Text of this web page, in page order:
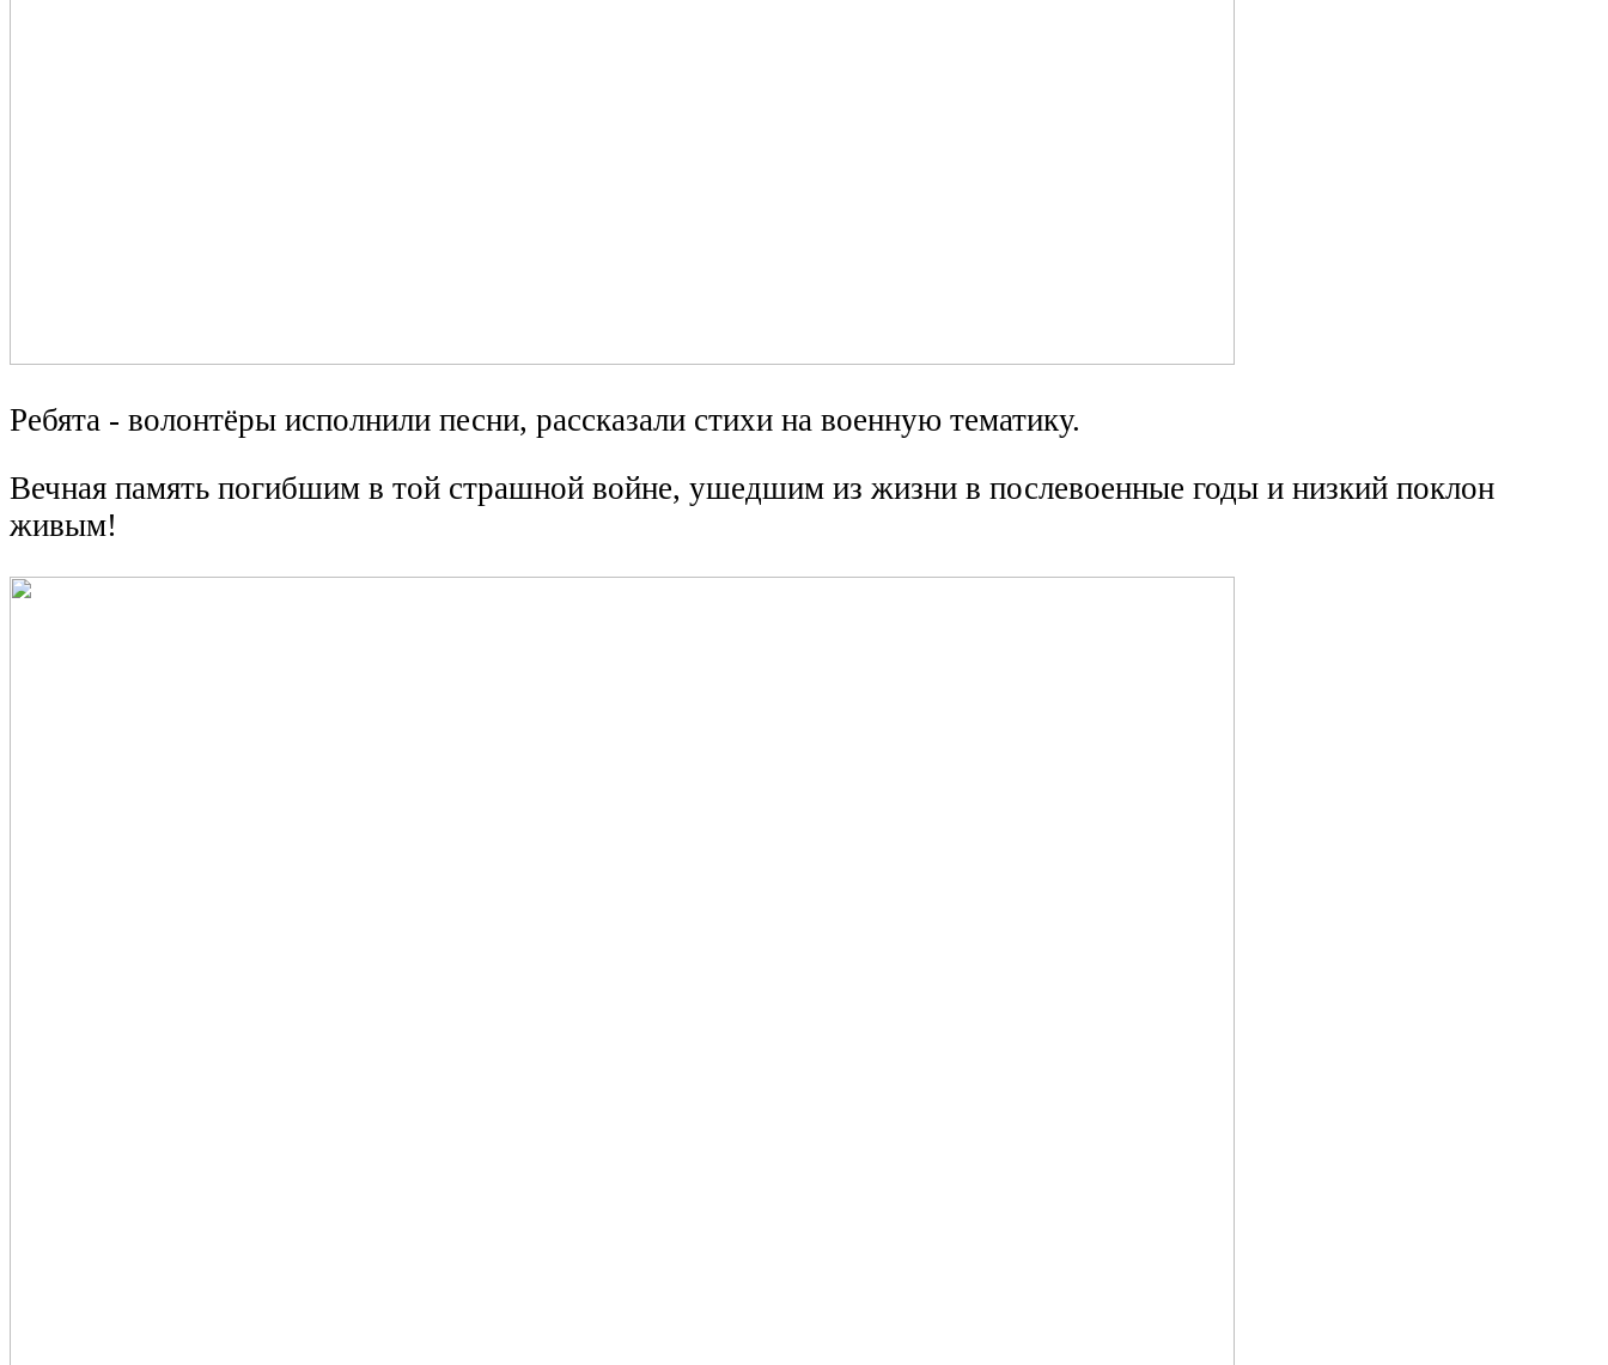
Ребята - волонтёры исполнили песни, рассказали стихи на военную тематику.
Вечная память погибшим в той страшной войне, ушедшим из жизни в послевоенные годы и низкий поклон
живым!